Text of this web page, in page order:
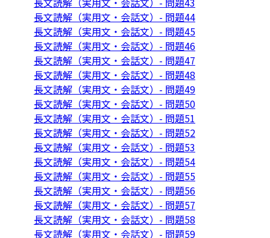
長文読解（実用文・会話文）- 問題44
長文読解（実用文・会話文）- 問題45
長文読解（実用文・会話文）- 問題46
長文読解（実用文・会話文）- 問題47
長文読解（実用文・会話文）- 問題48
長文読解（実用文・会話文）- 問題49
長文読解（実用文・会話文）- 問題50
長文読解（実用文・会話文）- 問題51
長文読解（実用文・会話文）- 問題52
長文読解（実用文・会話文）- 問題53
長文読解（実用文・会話文）- 問題54
長文読解（実用文・会話文）- 問題55
長文読解（実用文・会話文）- 問題56
長文読解（実用文・会話文）- 問題57
長文読解（実用文・会話文）- 問題58
長文読解（実用文・会話文）- 問題59